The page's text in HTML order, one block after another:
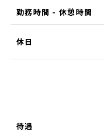
勤務時間 - 休憩時間
休日
待遇